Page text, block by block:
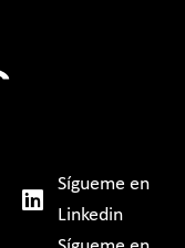
Sígueme en
Linkedin